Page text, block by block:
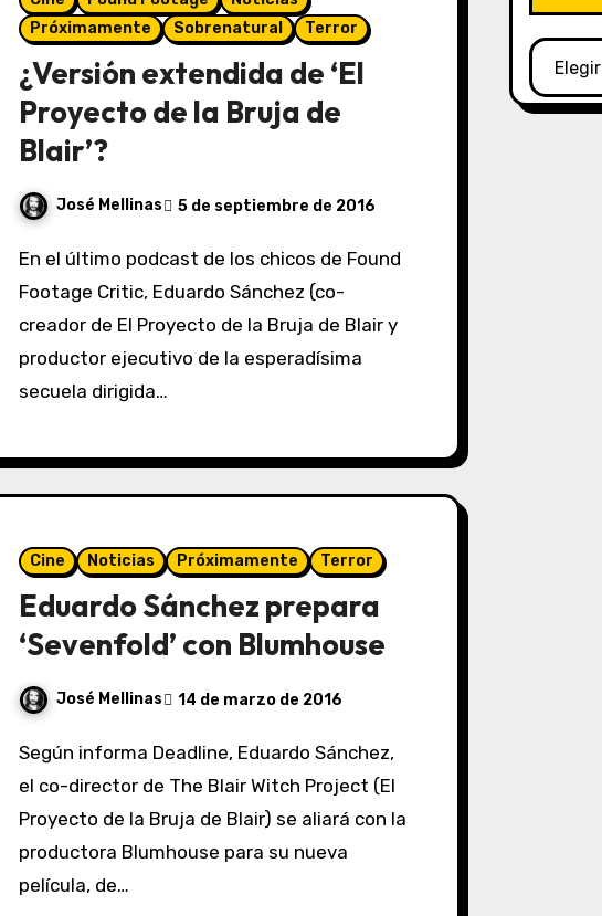
Próximamente
Sobrenatural Terror
¿Versión extendida de ‘El
Proyecto de la Bruja de
Blair’?
José Mellinas 5 de septiembre de 2016
En el último podcast de los chicos de Found
Footage Critic, Eduardo Sánchez (co-
creador de El Proyecto de la Bruja de Blair y
productor ejecutivo de la esperadísima
secuela dirigida…
Cine Noticias Próximamente Terror
Eduardo Sánchez prepara
‘Sevenfold’ con Blumhouse
José Mellinas 14 de marzo de 2016
Según informa Deadline, Eduardo Sánchez,
el co-director de The Blair Witch Project (El
Proyecto de la Bruja de Blair) se aliará con la
productora Blumhouse para su nueva
película, de…
Archivos